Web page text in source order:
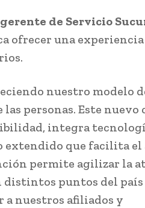
de Servicio
ofrecer una experiencia
nuestro modelo
personas. Este nuevo
integra
que facilita el
permite agilizar la
distintos puntos del país
a nuestros afiliados y